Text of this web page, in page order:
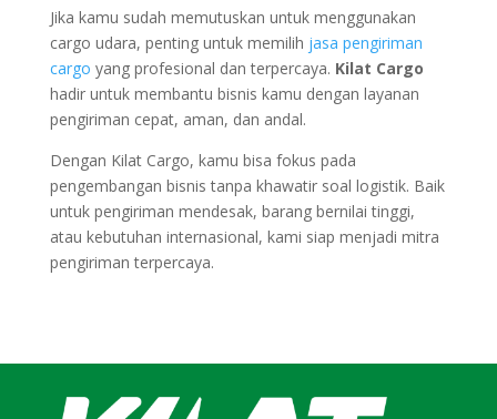
Jika kamu sudah memutuskan untuk menggunakan
cargo udara, penting untuk memilih jasa pengiriman
cargo yang profesional dan terpercaya. Kilat Cargo
hadir untuk membantu bisnis kamu dengan layanan
pengiriman cepat, aman, dan andal.
Dengan Kilat Cargo, kamu bisa fokus pada
pengembangan bisnis tanpa khawatir soal logistik. Baik
untuk pengiriman mendesak, barang bernilai tinggi,
atau kebutuhan internasional, kami siap menjadi mitra
pengiriman terpercaya.